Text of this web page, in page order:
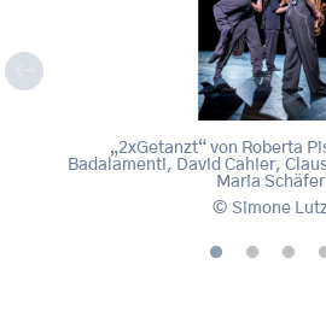
, © Simone Lutz
„2xGetanzt“ von Roberta
Badalamenti, David Cahier,
Maria Schäfer
Simone